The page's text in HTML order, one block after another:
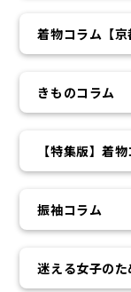
着物コラム【京
きものコラム
【特集版】着
振袖コラム
迷える女子の